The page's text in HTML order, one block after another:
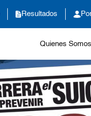
Resultados
Quienes Somos